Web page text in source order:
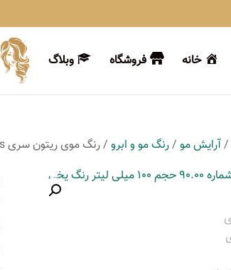
خانه فروشگاه وبلاگ
/آرایش مو /رنگ مو و ابرو / رنگ موی ریتون سری Natural Shades شماره 7